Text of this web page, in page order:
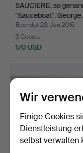
SAUCIERE, so
"Sauceboat",
Beendet 29. Jan 2016
3 Gebote
170 USD
Wir
Einige Cookies
Dienstleistung
selbst verwalten